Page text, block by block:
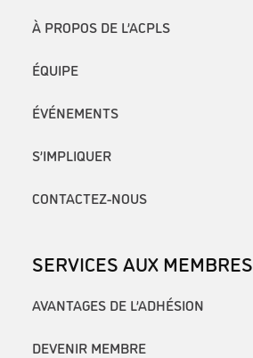
À PROPOS DE L’ACPLS
ÉQUIPE
ÉVÉNEMENTS
S’IMPLIQUER
CONTACTEZ-NOUS
SERVICES AUX MEMBRES
AVANTAGES DE L’ADHÉSION
DEVENIR MEMBRE